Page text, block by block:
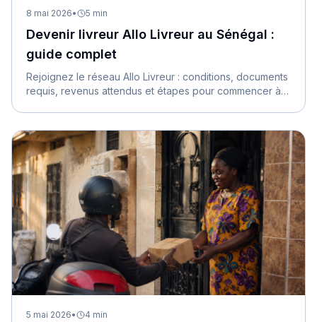
8 mai 2026• 5 min
Devenir livreur Allo Livreur au Sénégal :
guide complet
Rejoignez le réseau Allo Livreur : conditions, documents
requis, revenus attendus et étapes pour commencer à
5 mai 2026• 4 min